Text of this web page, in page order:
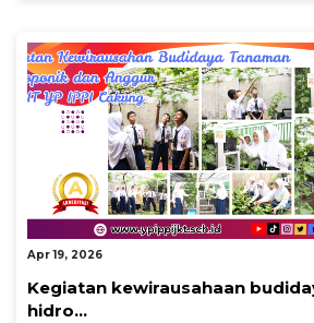
By Admin Smp Cakung 1
Apr 19, 2026
Kegiatan kewirausahaan
hidro...